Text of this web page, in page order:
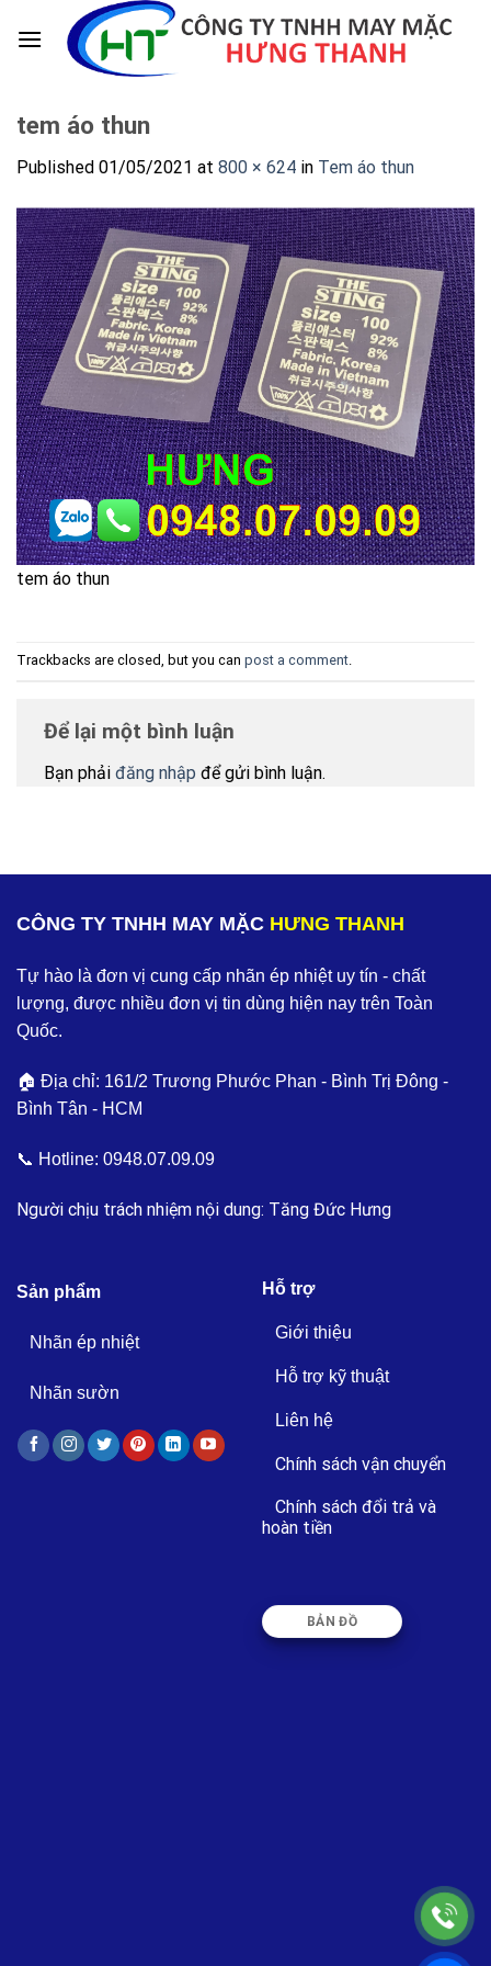
tem áo thun
Published 01/05/2021 at 800 × 624 in Tem áo thun
tem áo thun
Trackbacks are closed, but you can post a comment.
Để lại một bình luận
Bạn phải đăng nhập để gửi bình luận.
CÔNG TY TNHH MAY MẶC HƯNG THANH
Tự hào là đơn vị cung cấp nhãn ép nhiệt uy tín - chất
lượng, được nhiều đơn vị tin dùng hiện nay trên Toàn
Quốc.
🏠 Địa chỉ: 161/2 Trương Phước Phan - Bình Trị Đông -
Bình Tân - HCM
📞 Hotline: 0948.07.09.09
Người chịu trách nhiệm nội dung: Tăng Đức Hưng
Sản phẩm
Nhãn ép nhiệt
Nhãn sườn
Hỗ trợ
Giới thiệu
Hỗ trợ kỹ thuật
Liên hệ
Chính sách vận chuyển
Chính sách đổi trả và
hoàn tiền
BẢN ĐỒ